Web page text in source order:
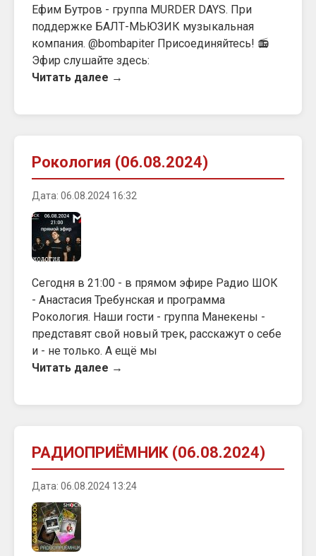
Ефим Бутров - группа MURDER DAYS. При
поддержке БАЛТ-МЬЮЗИК музыкальная
компания. @bombapiter Присоединяйтесь! 📻
Эфир слушайте здесь:
Читать далее →
Рокология (06.08.2024)
Дата: 06.08.2024 16:32
Сегодня в 21:00 - в прямом эфире Радио ШОК
- Анастасия Требунская и программа
Рокология. Наши гости - группа Манекены -
представят свой новый трек, расскажут о себе
и - не только. А ещё мы
Читать далее →
РАДИОПРИЁМНИК (06.08.2024)
Дата: 06.08.2024 13:24